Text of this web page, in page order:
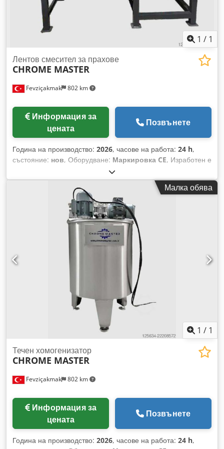
1 / 1
Fevziçakmak 802 km
Лентов смесител за прахове
CHROME MASTER
Информация за
цената
Позвънете
Година на производство: 2026, часове на работа: 24 h,
състояние: нов, Оборудване: Маркировка CE, Изработен е
от висококачествен материал „304 Cr N“. Dcsdpfx
Apezhryie Aok Може да се произвежда в количества от 50 кг
до 5000 кг. Области на приложение: Използва се в
химическата промишленост за производство на
прахообразни продукти, в производството на подправки,
фуражи, фармацевтични продукти и козметика.
Малка обява
1 / 1
Fevziçakmak 802 km
Течен хомогенизатор
CHROME MASTER
Информация за
цената
Позвънете
Година на производство: 2026, часове на работа: 24 h,